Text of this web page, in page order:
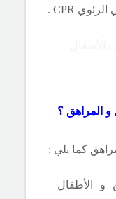
الرئوي CPR
.
المراهق ؟
كما يلي :
و الأطفال